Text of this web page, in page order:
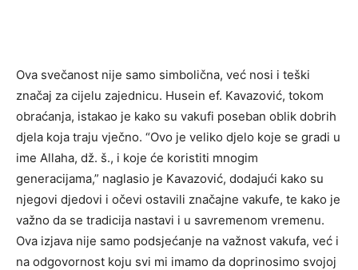
Ova svečanost nije samo simbolična, već nosi i teški
značaj za cijelu zajednicu. Husein ef. Kavazović, tokom
obraćanja, istakao je kako su vakufi poseban oblik dobrih
djela koja traju vječno. “Ovo je veliko djelo koje se gradi u
ime Allaha, dž. š., i koje će koristiti mnogim
generacijama,” naglasio je Kavazović, dodajući kako su
njegovi djedovi i očevi ostavili značajne vakufe, te kako je
važno da se tradicija nastavi i u savremenom vremenu.
Ova izjava nije samo podsjećanje na važnost vakufa, već i
na odgovornost koju svi mi imamo da doprinosimo svojoj